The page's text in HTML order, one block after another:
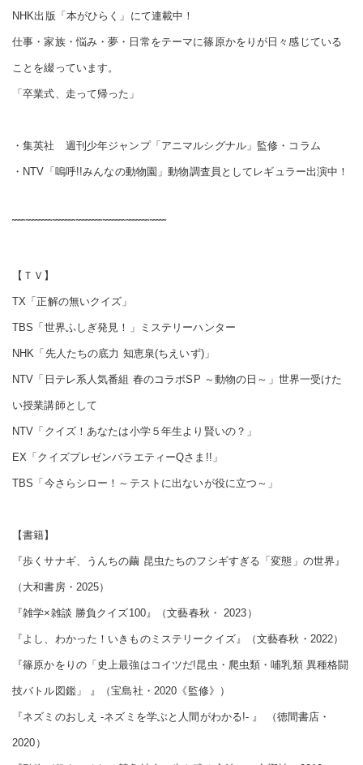
NHK出版「本がひらく」にて連載中！
仕事・家族・悩み・夢・日常をテーマに篠原かをりが日々感じている
ことを綴っています。
「卒業式、走って帰った」
・集英社 週刊少年ジャンプ「アニマルシグナル」監修・コラム
・NTV「嗚呼!!みんなの動物園」動物調査員としてレギュラー出演中！
῀῀῀῀῀῀῀῀῀῀῀῀῀῀῀῀῀῀῀῀῀῀῀῀῀῀῀῀῀῀῀῀῀῀῀῀῀῀῀῀῀῀῀῀῀῀
【ＴＶ】
TX「正解の無いクイズ」
TBS「世界ふしぎ発見！」ミステリーハンター
NHK「先人たちの底力 知恵泉(ちえいず)」
NTV「日テレ系人気番組 春のコラボSP ～動物の日～」世界一受けた
い授業講師として
NTV「クイズ！あなたは小学５年生より賢いの？」
EX「クイズプレゼンバラエティーQさま!!」
TBS「今さらシロー！～テストに出ないが役に立つ～」
【書籍】
『歩くサナギ、うんちの繭 昆虫たちのフシギすぎる「変態」の世界』
（大和書房・2025）
『雑学×雑談 勝負クイズ100』（文藝春秋・ 2023）
『よし、わかった！いきものミステリークイズ』（文藝春秋・2022）
『篠原かをりの「史上最強はコイツだ!昆虫・爬虫類・哺乳類 異種格闘
技バトル図鑑」 』（宝島社・2020《監修》）
『ネズミのおしえ ‐ネズミを学ぶと人間がわかる!‐ 』 （徳間書店・
2020）